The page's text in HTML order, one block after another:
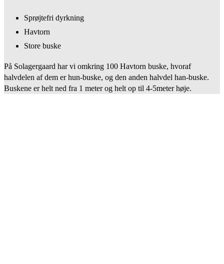
Sprøjtefri dyrkning
Havtorn
Store buske
På Solagergaard har vi omkring 100 Havtorn buske, hvoraf
halvdelen af dem er hun-buske, og den anden halvdel han-buske.
Buskene er helt ned fra 1 meter og helt op til 4-5meter høje.